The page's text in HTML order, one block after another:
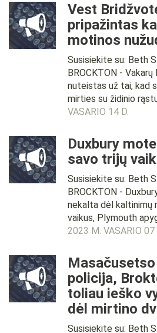
Vest
pripažintas
motinos
Susisiekite su: Beth
BROCKTON -
nuteistas už tai, kad
mirties su židinio
VASARIO 14 D.
Duxbury
savo trijų
Susisiekite su: Beth
BROCKTON -
nekalta dėl kaltinimų
vaikus, Plymouth
2023 M. VASARIO 07
policija,
toliau ieško
dėl mirtino
Susisiekite su: Beth